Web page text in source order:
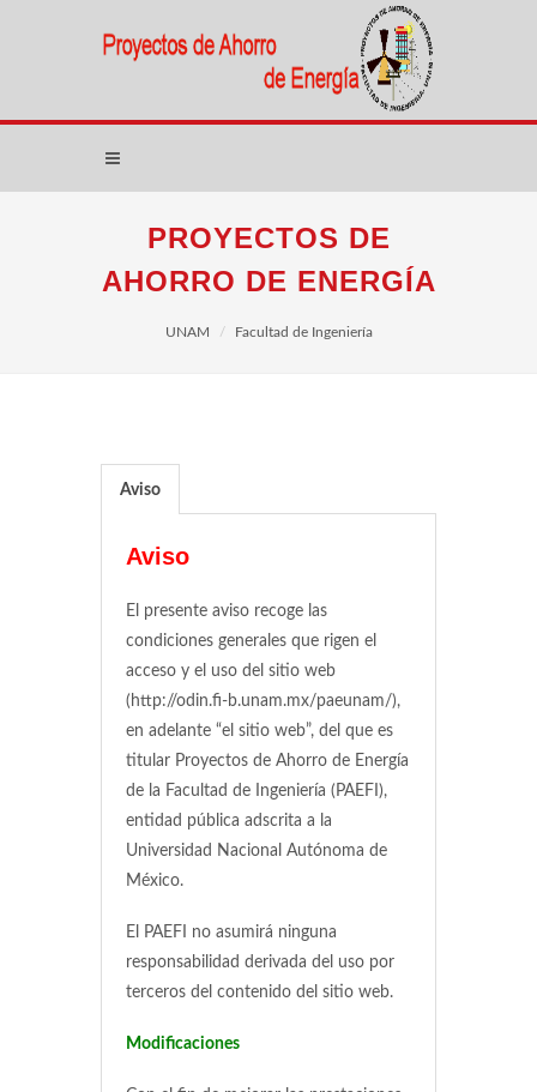
PROYECTOS DE
AHORRO DE ENERGÍA
UNAM Facultad de Ingeniería
Aviso
Aviso
El presente aviso recoge las
condiciones generales que rigen el
acceso y el uso del sitio web
(http://odin.fi-b.unam.mx/paeunam/),
en adelante “el sitio web”, del que es
titular Proyectos de Ahorro de Energía
de la Facultad de Ingeniería (PAEFI),
entidad pública adscrita a la
Universidad Nacional Autónoma de
México.
El PAEFI no asumirá ninguna
responsabilidad derivada del uso por
terceros del contenido del sitio web.
Modificaciones